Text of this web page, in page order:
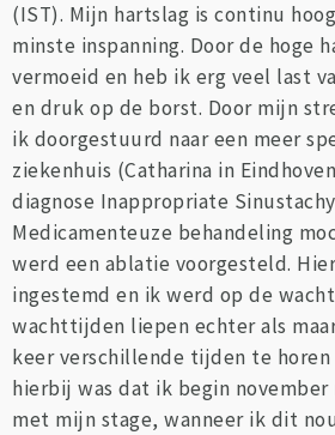
(IST). Mijn hartslag is continu
minste inspanning. Door de hoge
vermoeid en heb ik erg veel last
en druk op de borst. Door mijn
ik doorgestuurd naar een meer
ziekenhuis (Catharina in
diagnose Inappropriate
Medicamenteuze behandeling
werd een ablatie voorgesteld.
ingestemd en ik werd op de
wachttijden liepen echter als
keer verschillende tijden te horen
hierbij was dat ik begin november
met mijn stage, wanneer ik dit